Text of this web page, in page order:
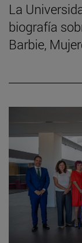
La
biografía
Barbie,